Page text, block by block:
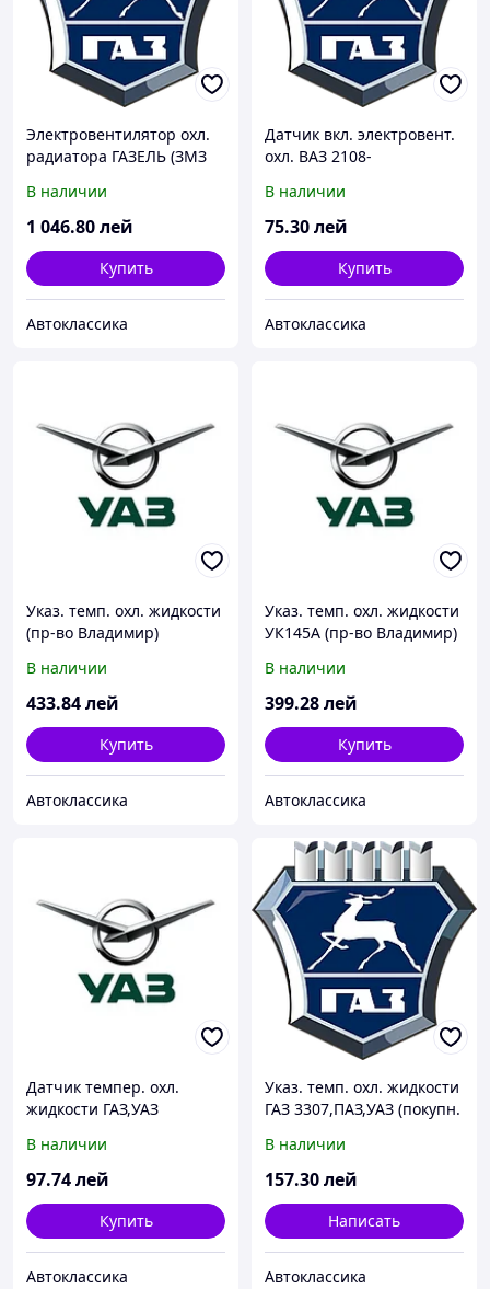
Электровентилятор охл.
радиатора ГАЗЕЛЬ (ЗМЗ
В наличии
1 046.80лей
Купить
Автоклассика
Датчик вкл. электровент.
охл. ВАЗ 2108-
(t 87/82) (покупн. Пекар)
В наличии
75.30лей
Купить
Автоклассика
Указ. темп. охл. жидкости
(пр-во Владимир)
В наличии
433.84лей
Купить
Автоклассика
Указ. темп. охл. жидкости
УК145А (пр-во Владимир)
В наличии
399.28лей
Купить
Автоклассика
Датчик темпер. охл.
жидкости ГАЗ,УАЗ
ПЕКАР)
В наличии
97.74лей
Купить
Автоклассика
Указ. темп. охл. жидкости
ГАЗ 3307,ПАЗ,УАЗ (покупн.
В наличии
157.30лей
Написать
Автоклассика